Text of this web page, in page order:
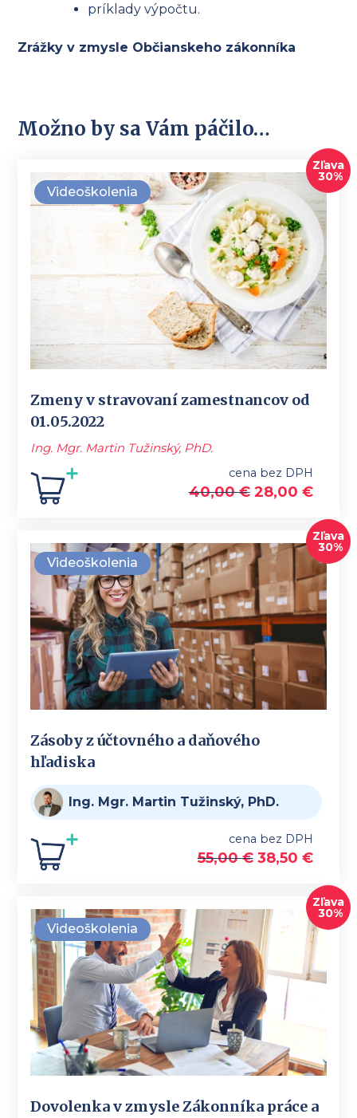
príklady výpočtu.
Zrážky v zmysle Občianskeho zákonníka
Možno by sa Vám páčilo…
Videoškolenia
Zľava
30%
Zmeny v stravovaní zamestnancov od
01.05.2022
Ing. Mgr. Martin Tužinský, PhD.
cena bez DPH
40,00€ 28,00 €
Videoškolenia
Zľava
30%
Zásoby z účtovného a daňového
hľadiska
Ing. Mgr. Martin Tužinský, PhD.
cena bez DPH
55,00€ 38,50 €
Videoškolenia
Zľava
30%
Dovolenka v zmysle Zákonníka práce a